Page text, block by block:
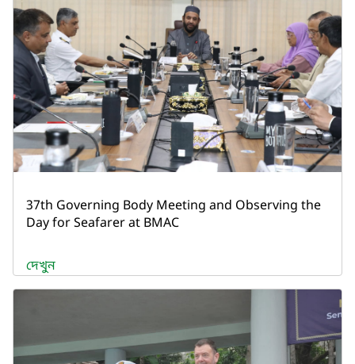
37th Governing Body Meeting and Observing the
Day for Seafarer at BMAC
দেখুন